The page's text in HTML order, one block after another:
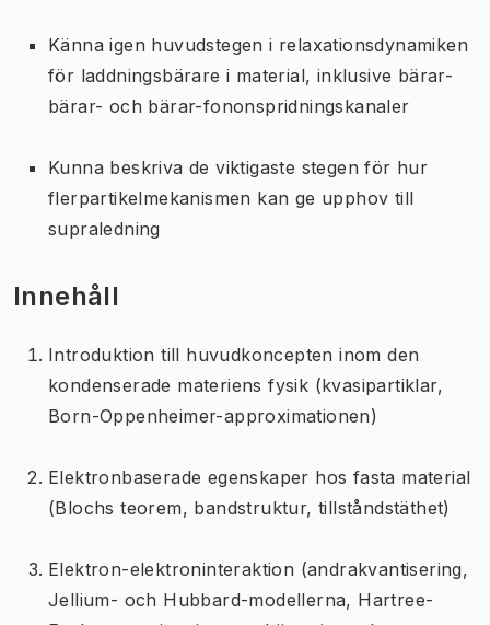
Känna igen huvudstegen i relaxationsdynamiken
för laddningsbärare i material, inklusive bärar-
bärar- och bärar-fononspridningskanaler
Kunna beskriva de viktigaste stegen för hur
flerpartikelmekanismen kan ge upphov till
supraledning
Innehåll
Introduktion till huvudkoncepten inom den
kondenserade materiens fysik (kvasipartiklar,
Born-Oppenheimer-approximationen)
Elektronbaserade egenskaper hos fasta material
(Blochs teorem, bandstruktur, tillståndstäthet)
Elektron-elektroninteraktion (andrakvantisering,
Jellium- och Hubbard-modellerna, Hartree-